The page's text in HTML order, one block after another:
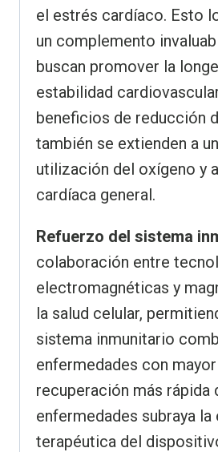
el estrés cardíaco. Esto
un complemento
buscan promover la
estabilidad
beneficios de reducción
también se extienden a
utilización del oxígeno y
cardíaca general.
Refuerzo del sistema
colaboración entre
electromagnéticas y
la salud celular,
sistema inmunitario
enfermedades con
recuperación más rápida
enfermedades subraya la
terapéutica del